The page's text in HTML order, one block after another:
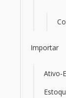
Importar
Ativo-